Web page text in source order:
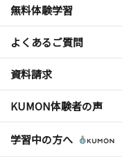
無料体験学習
よくあるご質問
資料請求
KUMON体験者の声
学習中の方へ